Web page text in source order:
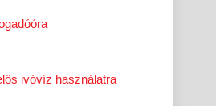
ivóvíz használatra